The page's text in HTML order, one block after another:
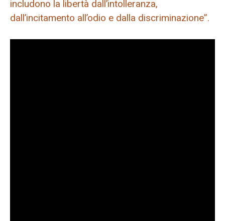
includono la libertà dall’intolleranza,
dall’incitamento all’odio e dalla discriminazione”.